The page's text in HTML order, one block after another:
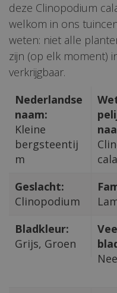
deze Clinopodium
welkom in ons
weten: niet alle
zijn (op elk moment)
verkrijgbaar.
Nederlandse
naam:
Kleine
bergsteentij
m
Geslacht:
Clinopodium
Bladkleur:
Grijs, Groen
Nee